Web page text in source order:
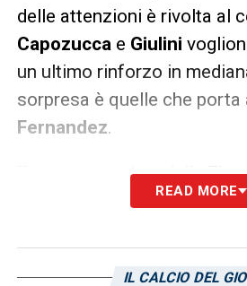
delle attenzioni è rivolta al
Capozucca e Giulini
un ultimo rinforzo in
sorpresa è quelle che porta
Fernandez.
Il centrocampista della
compagno di nazionale del
READ MORE
IL CALCIO DEL